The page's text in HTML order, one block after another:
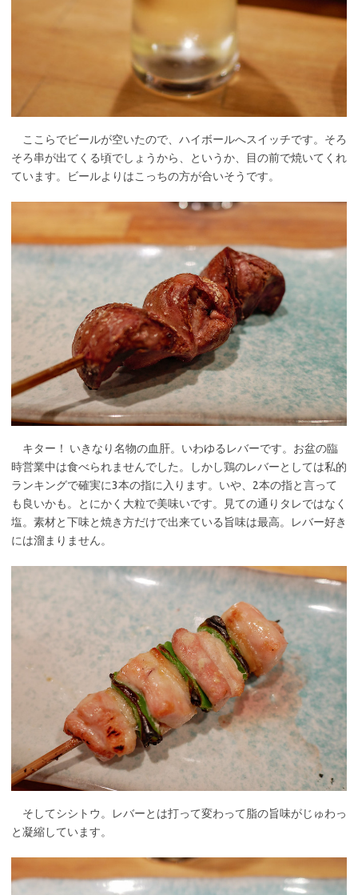
ここらでビールが空いたので、ハイボールへスイッチです。そろ
そろ串が出てくる頃でしょうから、というか、目の前で焼いてくれ
ています。ビールよりはこっちの方が合いそうです。
キター！ いきなり名物の血肝。いわゆるレバーです。お盆の臨
時営業中は食べられませんでした。しかし鶏のレバーとしては私的
ランキングで確実に3本の指に入ります。いや、2本の指と言って
も良いかも。とにかく大粒で美味いです。見ての通りタレではなく
塩。素材と下味と焼き方だけで出来ている旨味は最高。レバー好き
には溜まりません。
そしてシシトウ。レバーとは打って変わって脂の旨味がじゅわっ
と凝縮しています。